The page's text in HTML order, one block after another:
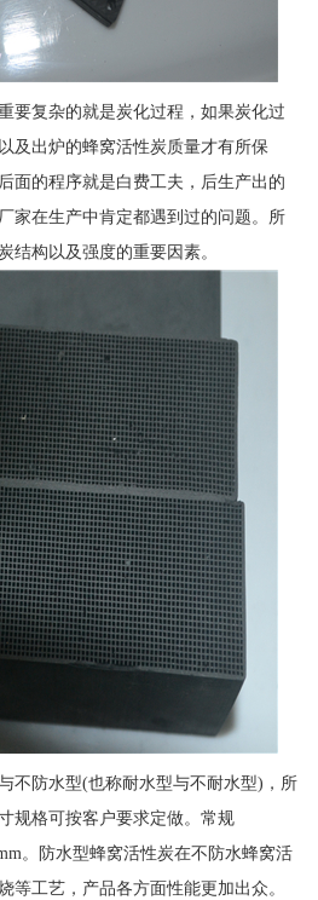
要复杂的就是炭化过程，如果炭化过
及出炉的蜂窝活性炭质量才有所保
面的程序就是白费工夫，后生产出的
家在生产中肯定都遇到过的问题。所
结构以及强度的重要因素。
不防水型(也称耐水型与不耐水型)，所
规格可按客户要求定做。常规
。防水型蜂窝活性炭在不防水蜂窝活
等工艺，产品各方面性能更加出众。